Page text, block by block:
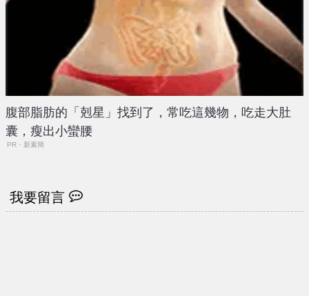
腹部脂肪的「剋星」找到了，常吃這幾物，吃走大肚
囊，瘦出小蠻腰
PR・新素簡
我要留言